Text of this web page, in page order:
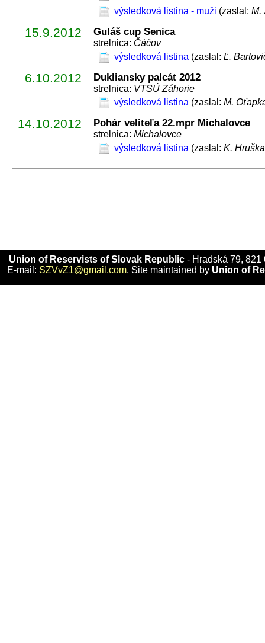
výsledková listina - muži (zaslal: M.
15.9.2012 Guláš cup Senica
strelnica: Čáčov
výsledková listina (zaslal: Ľ.
6.10.2012 Dukliansky palcát 2012
strelnica: VTSÚ Záhorie
výsledková listina (zaslal: M.
14.10.2012 Pohár veliteľa 22.mpr Michalovce
strelnica: Michalovce
výsledková listina (zaslal: K. Hruška
Union of Reservists of Slovak Republic - Hradská 79, 821
E-mail: SZVvZ1@gmail.com, Site maintained by Union of